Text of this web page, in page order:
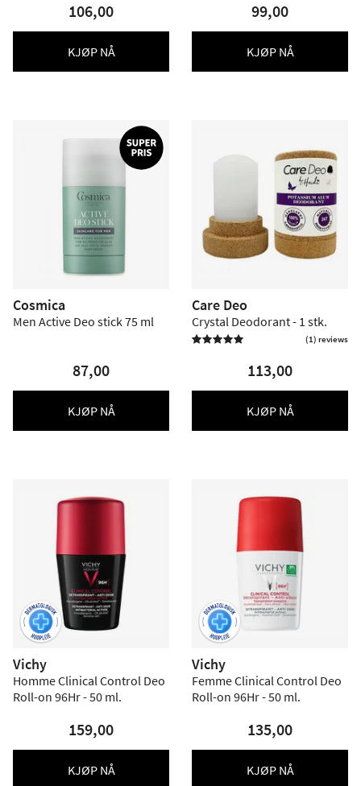
106,00
KJØP NÅ
99,00
KJØP NÅ
Cosmica
Men Active Deo stick 75 ml
87,00
KJØP NÅ
Care Deo
Crystal Deodorant - 1 stk.
 (1) reviews
113,00
KJØP NÅ
Vichy
Homme Clinical Control Deo
Roll-on 96Hr - 50 ml.
159,00
KJØP NÅ
Vichy
Femme Clinical Control Deo
Roll-on 96Hr - 50 ml.
135,00
KJØP NÅ